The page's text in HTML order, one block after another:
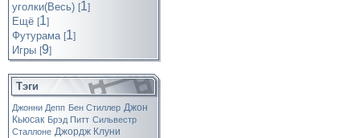
уголки(Весь) [1]
Ещё [1]
Футурама [1]
Игры [9]
Тэги
Джонни Депп Бен Стиллер Джон
Кьюсак Брэд Питт Сильвестр
Сталлоне Джордж Клуни